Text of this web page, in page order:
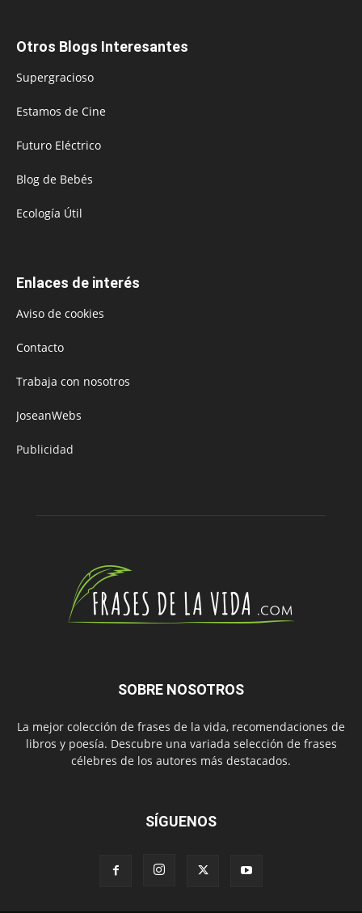
Otros Blogs Interesantes
Supergracioso
Estamos de Cine
Futuro Eléctrico
Blog de Bebés
Ecología Útil
Enlaces de interés
Aviso de cookies
Contacto
Trabaja con nosotros
JoseanWebs
Publicidad
SOBRE NOSOTROS
La mejor colección de frases de la vida, recomendaciones de
libros y poesía. Descubre una variada selección de frases
célebres de los autores más destacados.
SÍGUENOS